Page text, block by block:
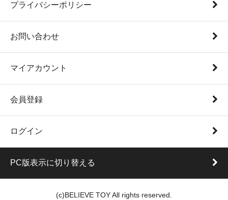
プライバシーポリシー
お問い合わせ
マイアカウント
会員登録
ログイン
PC版表示に切り替える
(c)BELIEVE TOY All rights reserved.